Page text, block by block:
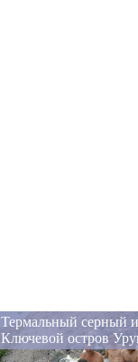
Термальный серный
Ключевой остров